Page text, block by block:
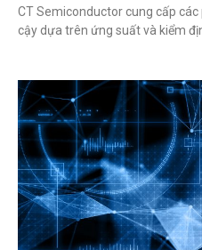
CT Semiconductor cung cấp
cậy dựa trên ứng suất và kiểm